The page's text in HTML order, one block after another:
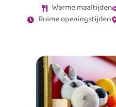
Warme maaltijden
Ruime openingstijden